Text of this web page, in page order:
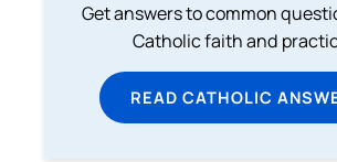
Get answers to common
Catholic faith and
READ CATHOLIC